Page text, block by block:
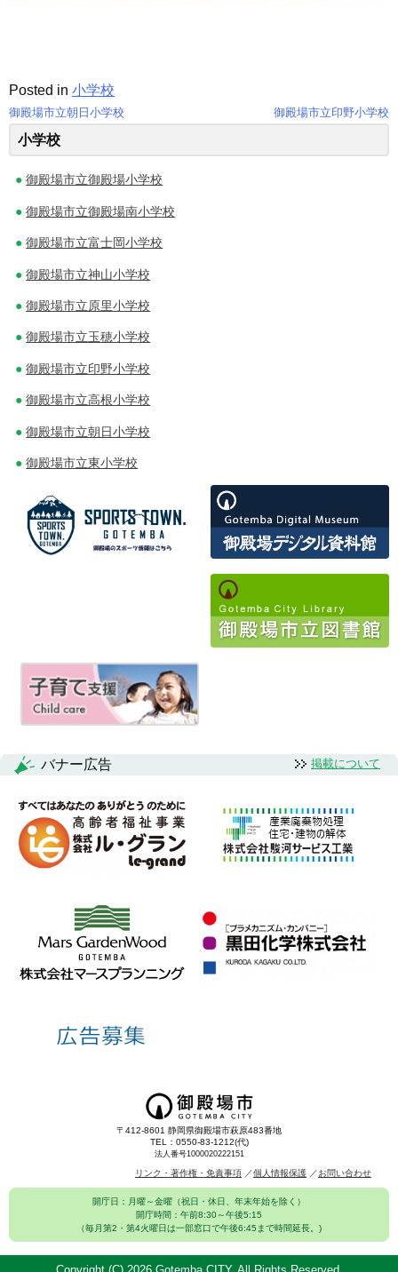
Posted in 小学校
投
ー
シ
ョ
ン
御殿場市立朝日小学校 御殿場市立印野小学校
小学校
御殿場市立御殿場小学校
御殿場市立御殿場南小学校
御殿場市立富士岡小学校
御殿場市立神山小学校
御殿場市立原里小学校
御殿場市立玉穂小学校
御殿場市立印野小学校
御殿場市立高根小学校
御殿場市立朝日小学校
御殿場市立東小学校
バナー広告 掲載について
〒412-8601 静岡県御殿場市萩原483番地
TEL：0550-83-1212(代)
法人番号1000020222151
リンク・著作権・免責事項 個人情報保護 お問い合わせ
開庁日：月曜～金曜（祝日・休日、年末年始を除く）
開庁時間：午前8:30～午後5:15
（毎月第2・第4火曜日は一部窓口で午後6:45まで時間延長。)